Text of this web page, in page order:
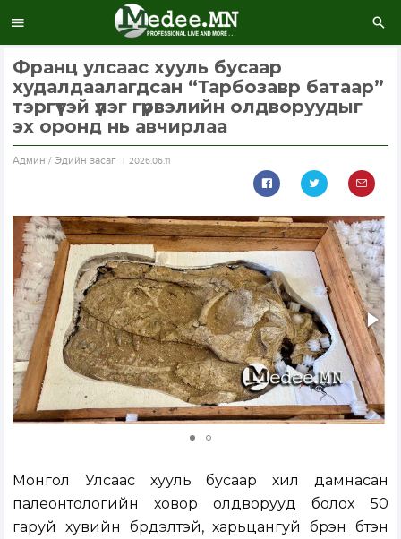
Франц улсаас хууль бусаар
худалдаалагдсан “Тарбозавр батаар”
тэргүүтэй үлэг гүрвэлийн олдворуудыг
эх оронд нь авчирлаа
Aдмин / Эдийн засаг 2026.06.11
Монгол Улсаас хууль бусаар хил дамнасан
палеонтологийн ховор олдворууд болох 50
гаруй хувийн бүрдэлтэй, харьцангуй бүрэн бүтэн